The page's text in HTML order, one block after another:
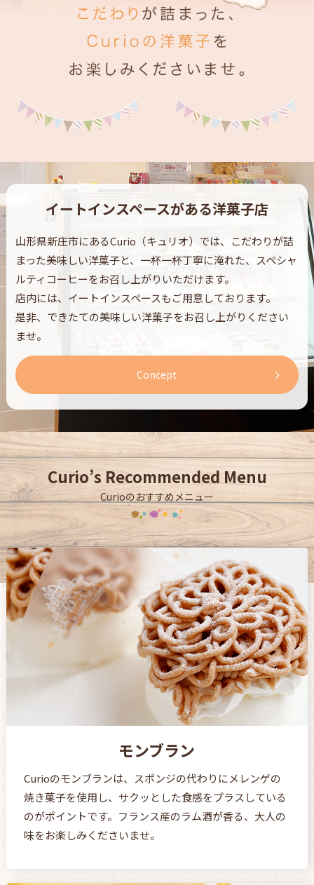
イートインスペースがある洋菓子店
山形県新庄市にあるCurio（キュリオ）では、こだわりが詰
まった美味しい洋菓子と、 一杯一杯丁寧に淹れた、スペシャ
ルティコーヒーをお召し上がりいただけます。
店内には、イートインスペースもご用意しております。
是非、できたての美味しい洋菓子をお召し上がりください
ませ。
Concept
Curio’s Recommended Menu
Curioのおすすめメニュー
モンブラン
Curioのモンブランは、スポンジの代わりにメレンゲの
焼き菓子を使用し、サクッとした食感をプラスしている
のがポイントです。フランス産のラム酒が香る、大人の
味をお楽しみくださいませ。